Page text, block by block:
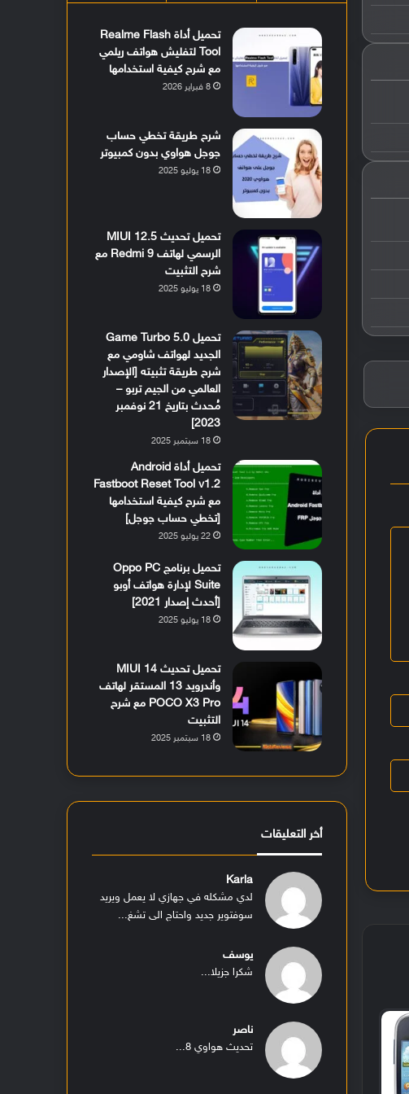
تحميل أداة Realme Flash
Tool لتفليش هواتف ريلمي
مع شرح كيفية استخدامها
8 فبراير 2026
شرح طريقة تخطي حساب
جوجل هواوي بدون كمبيوتر
18 يوليو 2025
تحميل تحديث MIUI 12.5
الرسمي لهاتف Redmi 9 مع
شرح التثبيت
18 يوليو 2025
تحميل Game Turbo 5.0
الجديد لهواتف شاومي مع
شرح طريقة تثبيته [الإصدار
العالمي من الجيم تربو –
مُحدث بتاريخ 21 نوفمبر
2023]
18 سبتمبر 2025
تحميل أداة Android
Fastboot Reset Tool v1.2
مع شرح كيفية استخدامها
[تخطي حساب جوجل]
22 يوليو 2025
تحميل برنامج Oppo PC
Suite لإدارة هواتف أوبو
[أحدث إصدار 2021]
18 يوليو 2025
تحميل تحديث MIUI 14
وأندرويد 13 المستقر لهاتف
POCO X3 Pro مع شرح
التثبيت
18 سبتمبر 2025
أخر التعليقات
Karla
لدي مشكله في جهازي لا يعمل ويريد
سوفتوير جديد واحتاج الى تشغ...
يوسف
شكرا جزيلا...
ناصر
تحديث هواوي 8...